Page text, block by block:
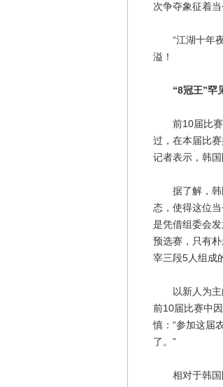
次争夺象征着
“江湖十年夜
溢！
“8冠王”罕
前10届比赛
过，在本届比
记者表示，韩国
据了解，韩国
态，使得这位
是凭借组委会
预选赛，只有
宰三段5人组成
以新人为主的
前10届比赛中
慎：“参加这届
了。”
相对于韩国队